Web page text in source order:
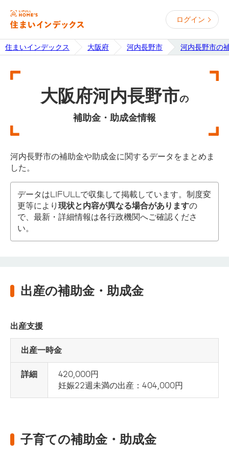
ログイン
住まいインデックス 大阪府 河内長野市 河内長野市の
大阪府河内長野市の
補助金・助成金情報
河内長野市の補助金や助成金に関するデータをまとめま
した。
データはLIFULLで収集して掲載しています。制度変
更等により 現状と内容が異なる場合がありますの
で、最新・詳細情報は各行政機関へご確認くださ
い。
出産の補助金・助成金
出産支援
出産一時金
詳細
420,000円
妊娠22週未満の出産：404,000円
子育ての補助金・助成金